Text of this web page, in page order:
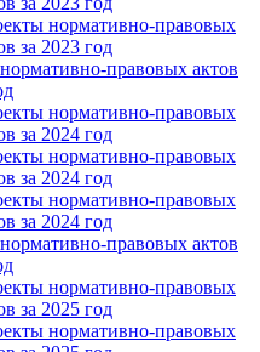
нормативно-правовых
за 2023 год
правовых актов
нормативно-правовых
за 2024 год
нормативно-правовых
за 2024 год
нормативно-правовых
за 2024 год
правовых актов
нормативно-правовых
за 2025 год
нормативно-правовых